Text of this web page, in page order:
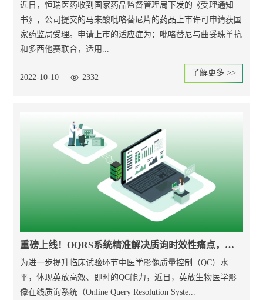
近日，恒瑞医药收到国家药品监督管理局下发的《受理通知
书》，公司提交的马来酸吡咯替尼片的药品上市许可申请获国
家药监局受理。申请上市的适应症为：吡咯替尼与曲妥珠单抗
和多西他赛联合，适用...
2022-10-10 2332
了解更多 >>
重磅上线！OQRS系统精准解决质询时效性痛点，高效助力临床研究
为进一步提升临床试验环节中医学影像质量控制（QC）水
平，体现英放高效、即时的QC能力，近日，英放生物医学影
像在线质询系统（Online Query Resolution Syste...